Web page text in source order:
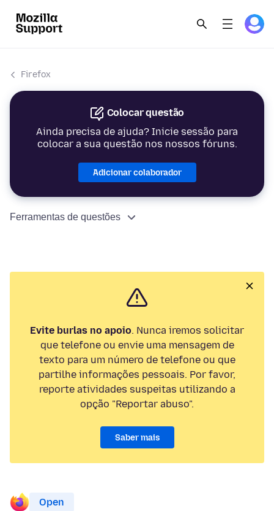
Firefox
Colocar questão
Ainda precisa de ajuda? Inicie sessão para
colocar a sua questão nos nossos fóruns.
Adicionar colaborador
Ferramentas de questões
Evite burlas no apoio. Nunca iremos solicitar
que telefone ou envie uma mensagem de
texto para um número de telefone ou que
partilhe informações pessoais. Por favor,
reporte atividades suspeitas utilizando a
opção "Reportar abuso".
Saber mais
Open